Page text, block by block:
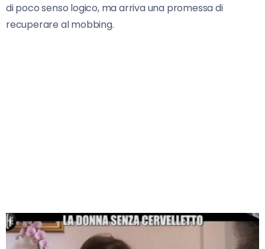
di poco senso logico, ma arriva una promessa di
recuperare al mobbing.